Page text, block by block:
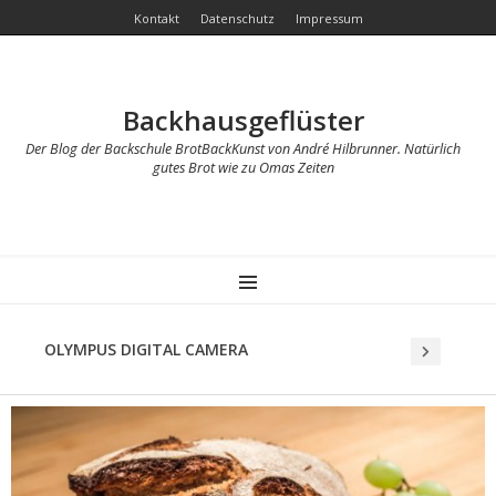
Kontakt Datenschutz Impressum
Backhausgeflüster
Der Blog der Backschule BrotBackKunst von André Hilbrunner. Natürlich
gutes Brot wie zu Omas Zeiten
MENU
OLYMPUS DIGITAL CAMERA